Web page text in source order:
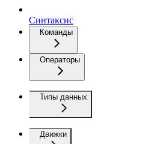
Синтаксис
Команды
Операторы
Типы данных
Движки